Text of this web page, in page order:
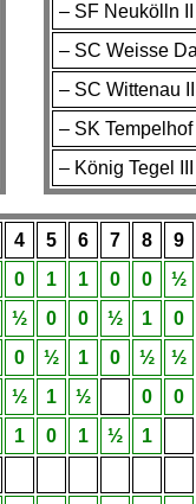
– SF Neukölln II
– SC Weisse
– SC Wittenau II
– SK Tempelhof
– König Tegel III
4 5 6 7 8
9
0 1 1 0 0
½
½ 0 0 ½ 1
0
0 ½ 1 0 ½
½
½ 1 ½ 0
0
1 0 1 ½
1